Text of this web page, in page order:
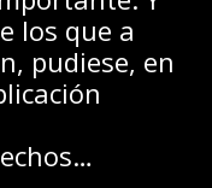
los que a
pudiese, en